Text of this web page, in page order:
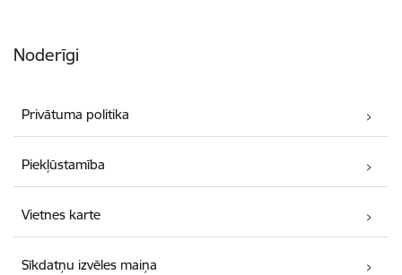
Noderīgi
Privātuma politika
Piekļūstamība
Vietnes karte
Sīkdatņu izvēles maiņa